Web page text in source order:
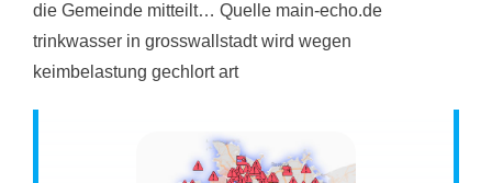
die Gemeinde mitteilt… Quelle main-echo.de
trinkwasser in grosswallstadt wird wegen
keimbelastung gechlort art